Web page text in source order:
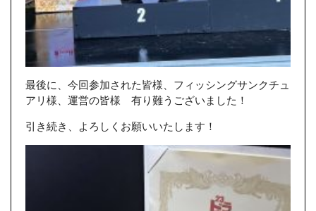
最後に、今回参加された皆様、フィッシングサンクチュ
アリ様、運営の皆様 有り難うございました！
引き続き、よろしくお願いいたします！